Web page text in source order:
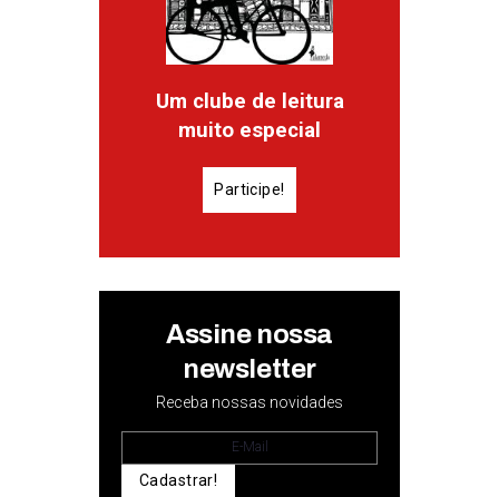
Um clube de leitura
muito especial
Participe!
Assine nossa
newsletter
Receba nossas novidades
Cadastrar!